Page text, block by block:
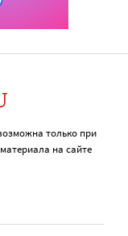
только при
на сайте